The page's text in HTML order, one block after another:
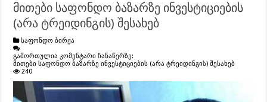
მითები საფონდო ბაზარზე ინვესტიციების
(არა ტრეიდინგის) შესახებ
საფონდო ბირჟა
გამორთულია კომენტარი ჩანაწერზე:
მითები საფონდო ბაზარზე ინვესტიციების (არა ტრეიდინგის) შესახებ
240